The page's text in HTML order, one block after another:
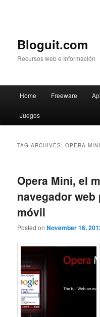
Bloguit.com
Recursos web e Información
Skip
to
Skip
to
Home Freeware
Juegos
TAG ARCHIVES:OPERA MINI
Opera Mini, el
navegador
móvil
Posted onNovember 16,